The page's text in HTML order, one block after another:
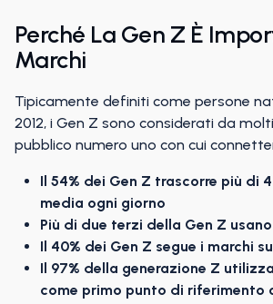
Perché La Gen Z È
Marchi
Tipicamente definiti come persone
2012, i Gen Z sono considerati da
pubblico numero uno con cui
Il 54% dei Gen Z trascorre più di
media ogni giorno
Più di due terzi della Gen Z
Il 40% dei Gen Z segue i marchi
Il 97% della generazione Z
come primo punto di riferimento